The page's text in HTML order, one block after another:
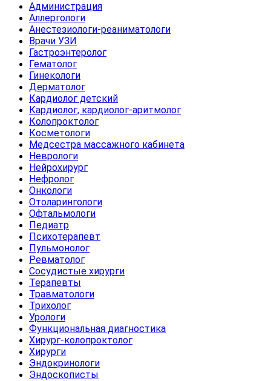
Администрация
Аллергологи
Анестезиологи-реаниматологи
Врачи УЗИ
Гастроэнтеролог
Гематолог
Гинекологи
Дерматолог
Кардиолог детский
Кардиолог, кардиолог-аритмолог
Колопроктолог
Косметологи
Медсестра массажного кабинета
Неврологи
Нейрохирург
Нефролог
Онкологи
Отоларингологи
Офтальмологи
Педиатр
Психотерапевт
Пульмонолог
Ревматолог
Сосудистые хирурги
Терапевты
Травматологи
Трихолог
Урологи
Функциональная диагностика
Хирург-колопроктолог
Хирурги
Эндокринологи
Эндоскописты